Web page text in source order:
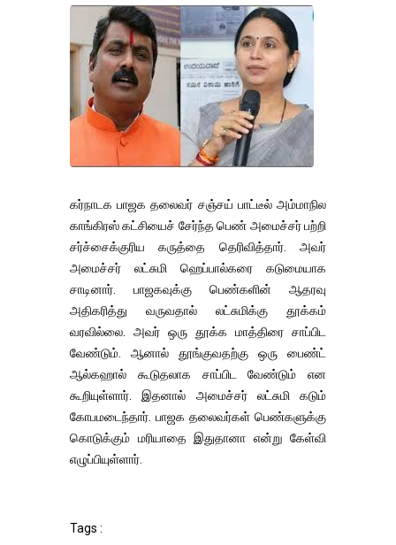
கர்நாடக பாஜக தலைவர் சஞ்சய் பாட்டீல் அம்மாநில
காங்கிரஸ் கட்சியைச் சேர்ந்த பெண் அமைச்சர் பற்றி
சர்ச்சைக்குரிய கருத்தை தெரிவித்தார். அவர்
அமைச்சர் லட்சுமி ஹெப்பால்கரை கடுமையாக
சாடினார். பாஜகவுக்கு பெண்களின் ஆதரவு
அதிகரித்து வருவதால் லட்சுமிக்கு தூக்கம்
வரவில்லை. அவர் ஒரு தூக்க மாத்திரை சாப்பிட
வேண்டும். ஆனால் தூங்குவதற்கு ஒரு பைண்ட்
ஆல்கஹால் கூடுதலாக சாப்பிட வேண்டும் என
கூறியுள்ளார். இதனால் அமைச்சர் லட்சுமி கடும்
கோபமடைந்தார். பாஜக தலைவர்கள் பெண்களுக்கு
கொடுக்கும் மரியாதை இதுதானா என்று கேள்வி
எழுப்பியுள்ளார்.
Tags :